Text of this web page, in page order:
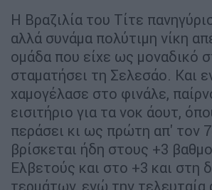
Η Βραζιλία του Τίτε
αλλά συνάμα πολύτιμη νίκη
ομάδα που είχε ως μοναδικό
σταματήσει τη Σελεσάο. Και
χαμογέλασε στο φινάλε,
εισιτήριο για τα νοκ άουτ,
περάσει κι ως πρώτη απ' τον
βρίσκεται ήδη στους +3
Ελβετούς και στο +3 και στη
τερμάτων, ενώ την τελευταία